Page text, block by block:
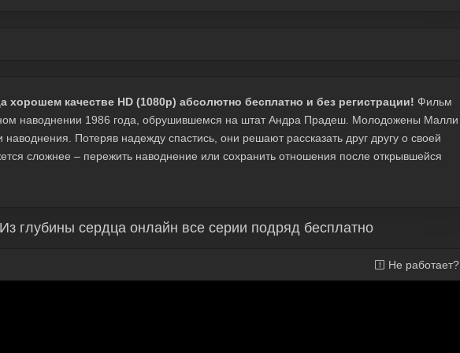
хорошем качестве HD (1080p) абсолютно бесплатно и без регистрации!
наводнении 1986 года, обрушившемся на штат Андра Прадеш. Молодожены Малли
Потеряв надежду спастись, они решают рассказать друг другу о своей
сложнее – пережить наводнение или сохранить отношения после открывшейся
глубины сердца онлайн все серии подряд бесплатно
Не работает?